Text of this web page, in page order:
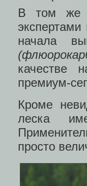
В том же
начала
качестве
премиум-
Кроме
леска
просто